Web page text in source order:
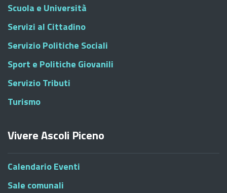
Scuola e Università
Servizi al Cittadino
Servizio Politiche Sociali
Sport e Politiche Giovanili
Servizio Tributi
Turismo
Vivere Ascoli Piceno
Calendario Eventi
Sale comunali